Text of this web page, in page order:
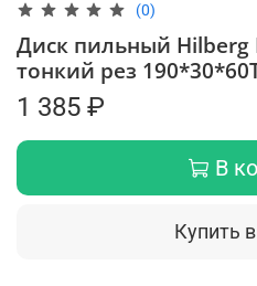
(0)
Диск пильный
тонкий рез
1 385 ₽
В
Купить